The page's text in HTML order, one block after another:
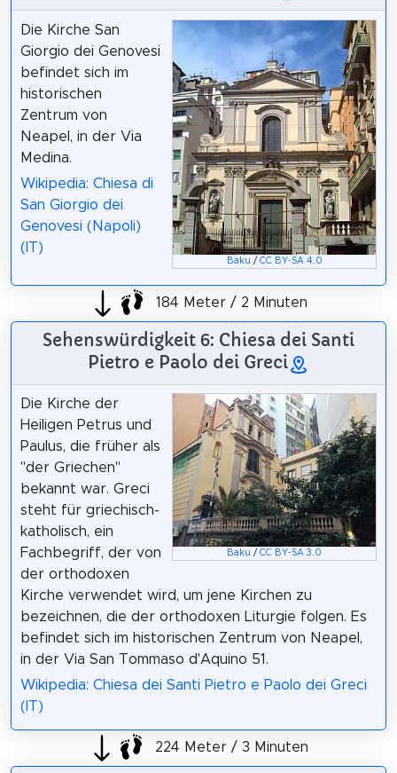
Baku / CC BY-SA 4.0
Die Kirche San
Giorgio dei Genovesi
befindet sich im
historischen
Zentrum von
Neapel, in der Via
Medina.
Wikipedia: Chiesa di
San Giorgio dei
Genovesi (Napoli)
(IT)
184 Meter / 2 Minuten
Sehenswürdigkeit 6: Chiesa dei Santi
Pietro e Paolo dei Greci
Baku /CC BY-SA 3.0
Die Kirche der
Heiligen Petrus und
Paulus, die früher als
"der Griechen"
bekannt war. Greci
steht für griechisch-
katholisch, ein
Fachbegriff, der von
der orthodoxen
Kirche verwendet wird, um jene Kirchen zu
bezeichnen, die der orthodoxen Liturgie folgen. Es
befindet sich im historischen Zentrum von Neapel,
in der Via San Tommaso d'Aquino 51.
Wikipedia: Chiesa dei Santi Pietro e Paolo dei Greci
(IT)
224 Meter / 3 Minuten